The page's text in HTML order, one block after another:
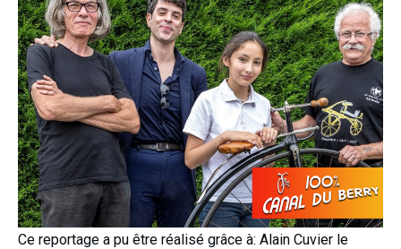
Ce reportage a pu être réalisé grâce à: Alain Cuvier le